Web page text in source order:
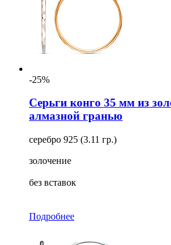
-25%
Серьги конго 35 мм из
алмазной гранью
серебро 925 (3.11 гр.)
золочение
без вставок
Подробнее